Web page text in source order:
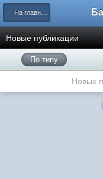
← На главную
Новые публикации
По типу
Новых